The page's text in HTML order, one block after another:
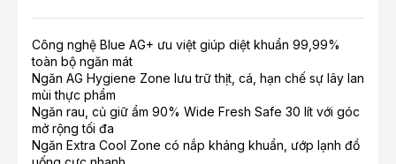
Công nghệ Blue AG+ ưu việt giúp diệt khuẩn 99,99%
toàn bộ ngăn mát
Ngăn AG Hygiene Zone lưu trữ thịt, cá, hạn chế sự lây lan
mùi thực phẩm
Ngăn rau, củ giữ ẩm 90% Wide Fresh Safe 30 lít với góc
mở rộng tối đa
Ngăn Extra Cool Zone có nắp kháng khuẩn, ướp lạnh đồ